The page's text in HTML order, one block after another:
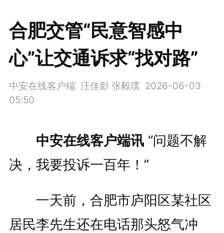
合肥交管“民意智感中
心”让交通诉求“找对路”
中安在线客户端 汪佳影 张毅璞 2026-06-03
05:50
中安在线客户端讯“问题不解
决，我要投诉一百年！”
一天前，合肥市庐阳区某社区
居民李先生还在电话那头怒气冲